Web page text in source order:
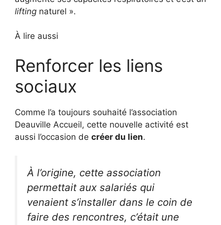
lifting naturel ».
À lire aussi
Renforcer les liens
sociaux
Comme l’a toujours souhaité l’association
Deauville Accueil, cette nouvelle activité est
aussi l’occasion de créer du lien.
À l’origine, cette association
permettait aux salariés qui
venaient s’installer dans le coin de
faire des rencontres, c’était une